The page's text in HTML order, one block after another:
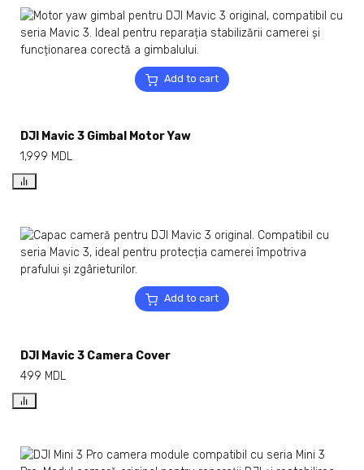
Add to cart
DJI Mavic 3 Gimbal Motor Yaw
1,999 MDL
Add to cart
DJI Mavic 3 Camera Cover
499 MDL